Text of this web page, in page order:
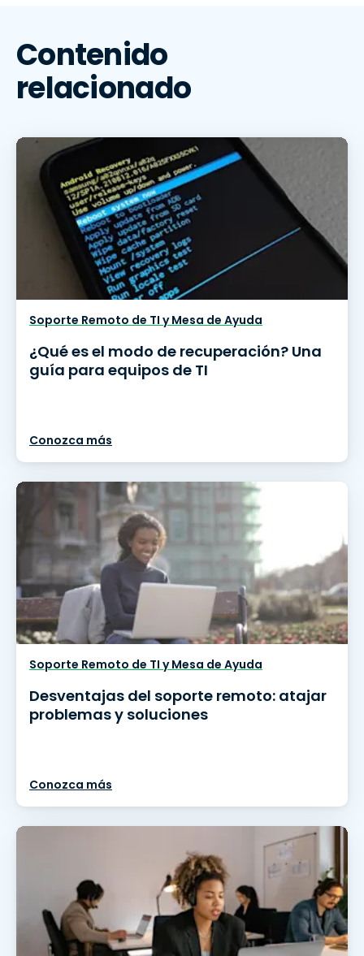
Contenido
relacionado
Soporte Remoto de TI y Mesa de Ayuda
¿Qué es el modo de recuperación? Una
guía para equipos de TI
Conozca más
Soporte Remoto de TI y Mesa de Ayuda
Desventajas del soporte remoto: atajar
problemas y soluciones
Conozca más